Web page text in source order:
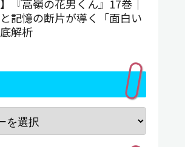
】『高嶺の花男くん』17巻｜
記憶の断片が導く「面白い
解析